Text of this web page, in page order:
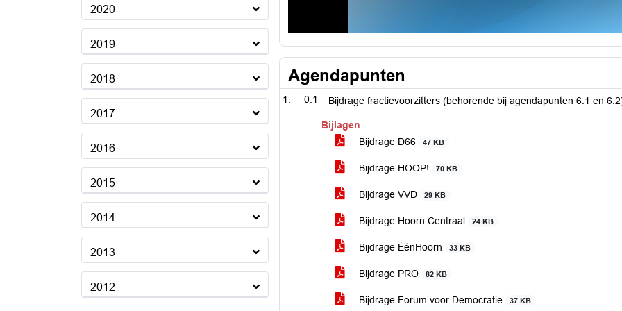
2020
2019
2018
2017
2016
2015
2014
2013
2012
Agendapunten
0.1 Bijdrage fractievoorzitters (behorende bij agendapunten 6.1 en
Bijlagen
Bijdrage D66
47 KB
Bijdrage HOOP! 70 KB
Bijdrage VVD 29 KB
Bijdrage Hoorn Centraal 24 KB
Bijdrage ÉénHoorn 33 KB
Bijdrage PRO 82 KB
Bijdrage Forum voor Democratie 37 KB